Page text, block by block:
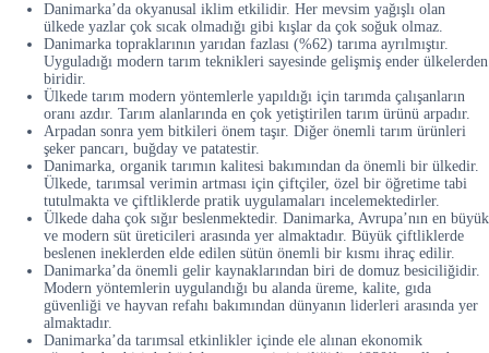
Danimarka’da okyanusal iklim etkilidir. Her mevsim yağışlı olan
ülkede yazlar çok sıcak olmadığı gibi kışlar da çok soğuk olmaz.
Danimarka topraklarının yarıdan fazlası (%62) tarıma ayrılmıştır.
Uyguladığı modern tarım teknikleri sayesinde gelişmiş ender ülkelerden
biridir.
Ülkede tarım modern yöntemlerle yapıldığı için tarımda çalışanların
oranı azdır. Tarım alanlarında en çok yetiştirilen tarım ürünü arpadır.
Arpadan sonra yem bitkileri önem taşır. Diğer önemli tarım ürünleri
şeker pancarı, buğday ve patatestir.
Danimarka, organik tarımın kalitesi bakımından da önemli bir ülkedir.
Ülkede, tarımsal verimin artması için çiftçiler, özel bir öğretime tabi
tutulmakta ve çiftliklerde pratik uygulamaları incelemektedirler.
Ülkede daha çok sığır beslenmektedir. Danimarka, Avrupa’nın en büyük
ve modern süt üreticileri arasında yer almaktadır. Büyük çiftliklerde
beslenen ineklerden elde edilen sütün önemli bir kısmı ihraç edilir.
Danimarka’da önemli gelir kaynaklarından biri de domuz besiciliğidir.
Modern yöntemlerin uygulandığı bu alanda üreme, kalite, gıda
güvenliği ve hayvan refahı bakımından dünyanın liderleri arasında yer
almaktadır.
Danimarka’da tarımsal etkinlikler içinde ele alınan ekonomik